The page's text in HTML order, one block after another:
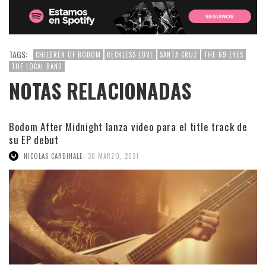
TAGS: CHILDREN OF BODOM RECKLESS LOVE SANTA CRUZ
THE 69 EYES
THE LOCAL BAND
NOTAS RELACIONADAS
Bodom After Midnight lanza video para el title track de
su EP debut
NICOLAS CARDINALE 30 MARZO, 2021